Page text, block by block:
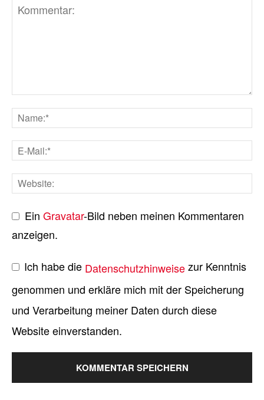
EinGravatar-Bild neben meinen Kommentaren
anzeigen.
Ich habe die Datenschutzhinweisezur Kenntnis
genommen und erkläre mich mit der Speicherung
und Verarbeitung meiner Daten durch diese
Website einverstanden.